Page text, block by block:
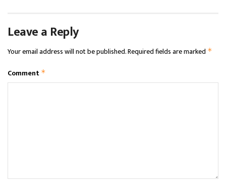
Leave a Reply
Your email address will not be published.Required fields are marked *
Comment *